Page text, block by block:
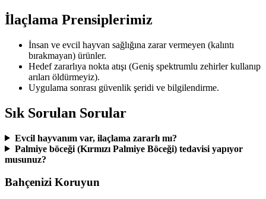
İlaçlama Prensiplerimiz
İnsan ve evcil hayvan sağlığına zarar vermeyen (kalıntı
bırakmayan) ürünler.
Hedef zararlıya nokta atışı (Geniş spektrumlu zehirler kullanıp
arıları öldürmeyiz).
Uygulama sonrası güvenlik şeridi ve bilgilendirme.
Sık Sorulan Sorular
Evcil hayvanım var, ilaçlama zararlı mı?
Palmiye böceği (Kırmızı Palmiye Böceği) tedavisi yapıyor
musunuz?
Bahçenizi Koruyun